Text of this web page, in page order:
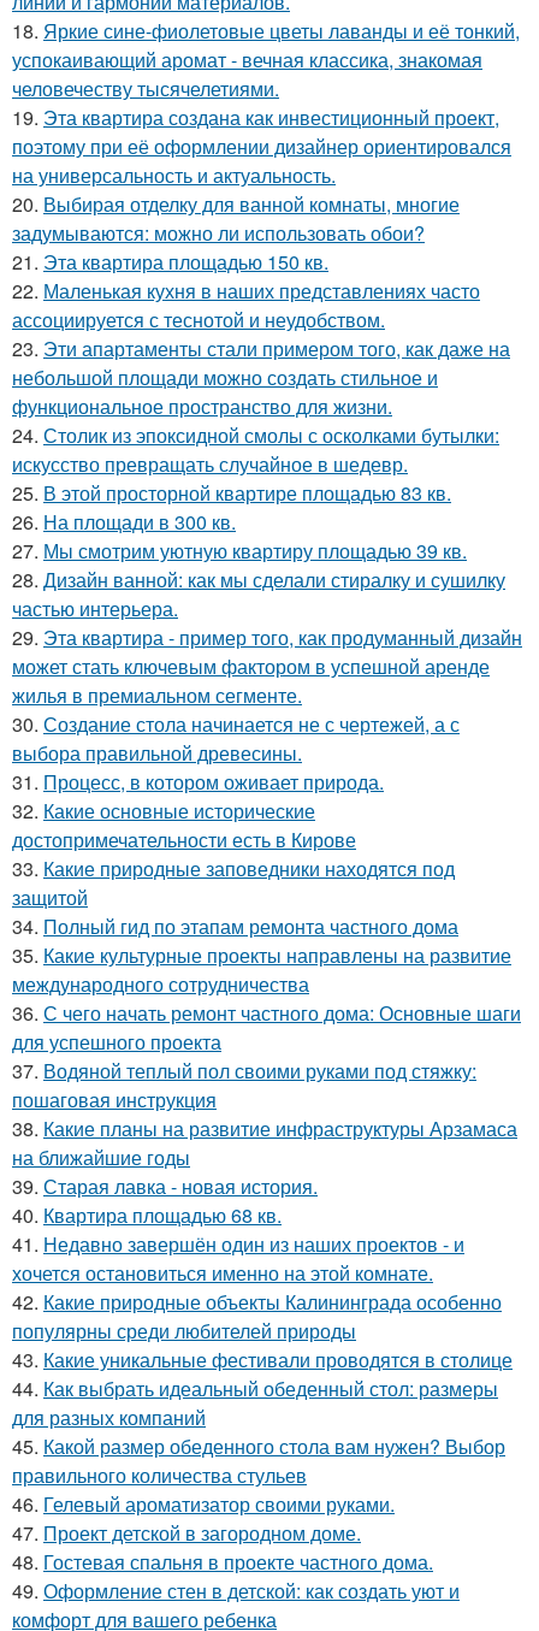
18. Яркие сине-фиолетовые цветы лаванды и её тонкий,
успокаивающий аромат - вечная классика, знакомая
человечеству тысячелетиями.
19. Эта квартира создана как инвестиционный проект,
поэтому при её оформлении дизайнер ориентировался
на универсальность и актуальность.
20. Выбирая отделку для ванной комнаты, многие
задумываются: можно ли использовать обои?
21. Эта квартира площадью 150 кв.
22. Маленькая кухня в наших представлениях часто
ассоциируется с теснотой и неудобством.
23. Эти апартаменты стали примером того, как даже на
небольшой площади можно создать стильное и
функциональное пространство для жизни.
24. Столик из эпоксидной смолы с осколками бутылки:
искусство превращать случайное в шедевр.
25. В этой просторной квартире площадью 83 кв.
26. На площади в 300 кв.
27. Мы смотрим уютную квартиру площадью 39 кв.
28. Дизайн ванной: как мы сделали стиралку и сушилку
частью интерьера.
29. Эта квартира - пример того, как продуманный дизайн
может стать ключевым фактором в успешной аренде
жилья в премиальном сегменте.
30. Создание стола начинается не с чертежей, а с
выбора правильной древесины.
31. Процесс, в котором оживает природа.
32. Какие основные исторические
достопримечательности есть в Кирове
33. Какие природные заповедники находятся под
защитой
34. Полный гид по этапам ремонта частного дома
35. Какие культурные проекты направлены на развитие
международного сотрудничества
36. С чего начать ремонт частного дома: Основные шаги
для успешного проекта
37. Водяной теплый пол своими руками под стяжку:
пошаговая инструкция
38. Какие планы на развитие инфраструктуры Арзамаса
на ближайшие годы
39. Старая лавка - новая история.
40. Квартира площадью 68 кв.
41. Недавно завершён один из наших проектов - и
хочется остановиться именно на этой комнате.
42. Какие природные объекты Калининграда особенно
популярны среди любителей природы
43. Какие уникальные фестивали проводятся в столице
44. Как выбрать идеальный обеденный стол: размеры
для разных компаний
45. Какой размер обеденного стола вам нужен? Выбор
правильного количества стульев
46. Гелевый ароматизатор своими руками.
47. Проект детской в загородном доме.
48. Гостевая спальня в проекте частного дома.
49. Оформление стен в детской: как создать уют и
комфорт для вашего ребенка